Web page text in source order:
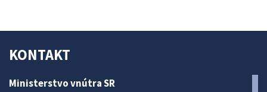
KONTAKT
Ministerstvo vnútra SR